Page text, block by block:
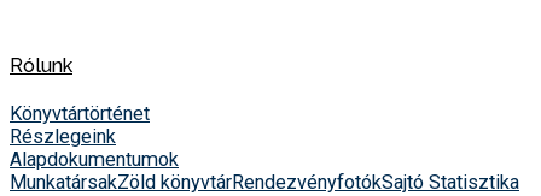
Rólunk
Könyvtártörténet
Részlegeink
Alapdokumentumok
MunkatársakZöld könyvtárRendezvényfotókSajtó Statisztika